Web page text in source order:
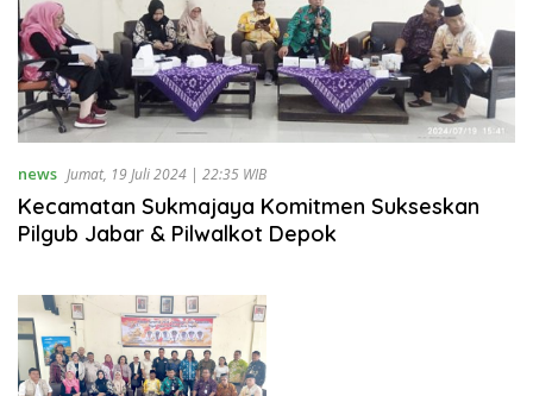
news Jumat, 19 Juli 2024 | 22:35 WIB
Kecamatan Sukmajaya Komitmen Sukseskan
Pilgub Jabar & Pilwalkot Depok